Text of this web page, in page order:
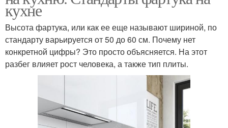
кухне
Высота фартука, или как ее еще называют шириной, по
стандарту варьируется от 50 до 60 см. Почему нет
конкретной цифры? Это просто объясняется. На этот
разбег влияет рост человека, а также тип плиты.